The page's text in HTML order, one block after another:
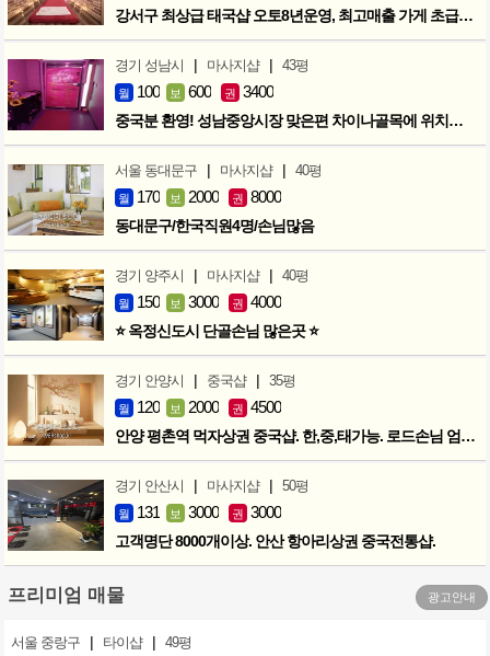
강서구 최상급 태국샵 오토8년운영, 최고매출 가게 초급매!!!
경기 성남시 | 마사지샵 | 43평
월 100 보 600 권 3400
중국분 환영! 성남중앙시장 맞은편 차이나골목에 위치한 마사지샵
서울 동대문구 | 마사지샵 | 40평
월 170 보 2000 권 8000
동대문구/한국직원4명/손님많음
경기 양주시 | 마사지샵 | 40평
월 150 보 3000 권 4000
⭐ 옥정신도시 단골손님 많은곳 ⭐
경기 안양시 | 중국샵 | 35평
월 120 보 2000 권 4500
안양 평촌역 먹자상권 중국샵. 한,중,태가능. 로드손님 엄청많아요!
경기 안산시 | 마사지샵 | 50평
월 131 보 3000 권 3000
고객명단 8000개이상. 안산 항아리상권 중국전통샵.
프리미엄 매물 광고안내
서울 중랑구 | 타이샵 | 49평